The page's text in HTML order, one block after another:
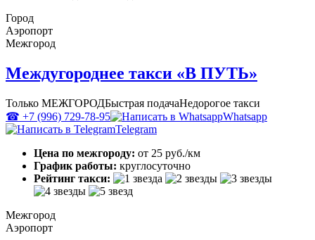
Город
Аэропорт
Межгород
Междугороднее такси «В ПУТЬ»
Только МЕЖГОРОДБыстрая подачаНедорогое такси
☎ +7 (996) 729-78-95
Whatsapp
Telegram
Цена по межгороду: от 25 руб./км
График работы: круглосуточно
Рейтинг такси:
Межгород
Аэропорт